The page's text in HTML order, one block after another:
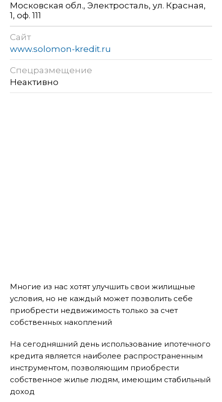
Московская обл., Электросталь, ул. Красная,
1, оф. 111
Сайт
www.solomon-kredit.ru
Спецразмещение
Неактивно
Многие из нас хотят улучшить свои жилищные
условия, но не каждый может позволить себе
приобрести недвижимость только за счет
собственных накоплений
На сегодняшний день использование ипотечного
кредита является наиболее распространенным
инструментом, позволяющим приобрести
собственное жилье людям, имеющим стабильный
доход